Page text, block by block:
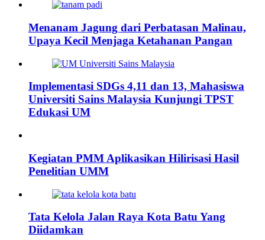
Menanam Jagung dari Perbatasan Malinau,
Upaya Kecil Menjaga Ketahanan Pangan
Implementasi SDGs 4,11 dan 13, Mahasiswa
Universiti Sains Malaysia Kunjungi TPST
Edukasi UM
Kegiatan PMM Aplikasikan Hilirisasi Hasil
Penelitian UMM
Tata Kelola Jalan Raya Kota Batu Yang
Diidamkan